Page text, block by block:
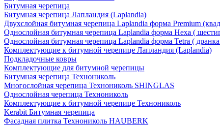
Битумная черепица
Битумная черепица Лапландия (Laplandia)
Двухслойная битумная черепица Laplandia форма Premium
Однослойная битумная черепица Laplandia форма Hexa (
Однослойная битумная черепица Laplandia форма Tetra (
Комплектующие к битумной черепице Лапландия (Laplandia)
Подкладочные ковры
Комплектующие для битумной черепицы
Битумная черепица Технониколь
Многослойная черепица Технониколь SHINGLAS
Однослойная черепица Технониколь
Комплектующие к битумной черепице Технониколь
Kerabit Битумная черепица
Фасадная плитка Технониколь HAUBERK